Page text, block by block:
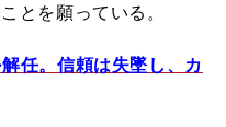
とを願っている。
任。信頼は失墜し、カ